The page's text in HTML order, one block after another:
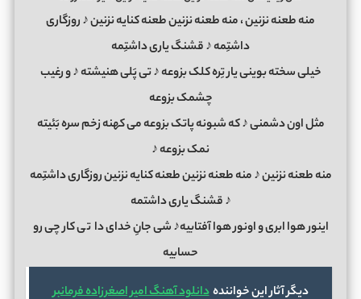
منه طعنه نزنین ، منه طعنه نزنین طعنه کنایه نزنین ♪ روزگاری
داشتِمه ♪ قشنگ یاری داشتِمه
خیلی سخته بوینی یار تِره کلک بزوعه ♪ تی پَلی هنیشته ♪ و رغیب
چشمک بزوعه
مثل اون دشمنی ♪ که شبونه پاتک بزوعه می کهنه زخم سره بَئیته
نمک بزوعه ♪
منه طعنه نزنین ♪ منه طعنه نزنین طعنه کنایه نزنین روزگاری داشتِمه
♪ قشنگ یاری داشتمه
اینور هوا ابری و اونور هوا آفتابیه♪ شی جانِ خدای دا تی کار چی رو
حسابیه
دیگر آثار این خوانندهدانلود آهنگ امیر اصغرزاده فرمانبر